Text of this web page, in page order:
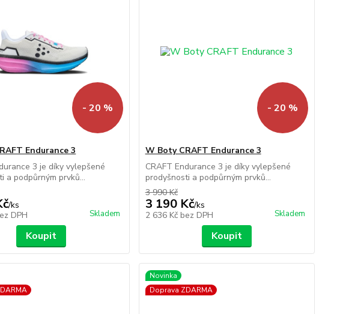
- 20 %
Endurance 3
3 je díky vylepšené
a podpůrným prvků...
/ks
DPH Skladem
Koupit
- 20 %
W Boty CRAFT Endurance 3
CRAFT Endurance 3 je díky vylepšené
prodyšnosti a podpůrným prvků...
3 990 Kč
3 190 Kč/ks
2 636 Kč bez DPH Skladem
Koupit
Novinka
Doprava ZDARMA